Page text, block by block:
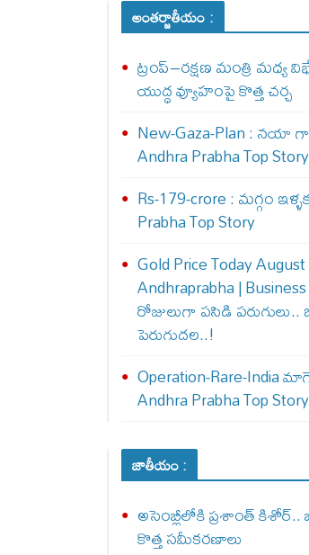
అంతర్జాతీయం :
ట్రంప్–రక్షణ మంత్రి
యుద్ధ వ్యూహంపై కొత్త చర్చ
New-Gaza-Plan : న‌యా
Andhra Prabha Top Story
Rs-179-crore : మ‌గ్గం
Prabha Top Story
Gold Price Today
Andhraprabha |
రోజులుగా పసిడి
పెరుగుద‌ల‌..!
Operation-Rare-India
Andhra Prabha Top Story
జాతీయం :
అసెంబ్లీలోకి ప్రశాంత్
కొత్త సమీకరణాలు